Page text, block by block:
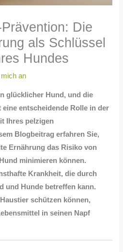
Die
als Schlüssel
Hundes
an
glücklicher Hund, und die
entscheidende Rolle in der
Ihres pelzigen
Blogbeitrag erfahren Sie,
Ernährung das Risiko von
minimieren können.
Krankheit, die durch
und Hunde betreffen kann.
schützen können,
in seinen Napf